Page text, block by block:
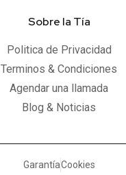
Sobre la Tía
Politica de Privacidad
Terminos & Condiciones
Agendar una llamada
Blog & Noticias
GarantíaCookies